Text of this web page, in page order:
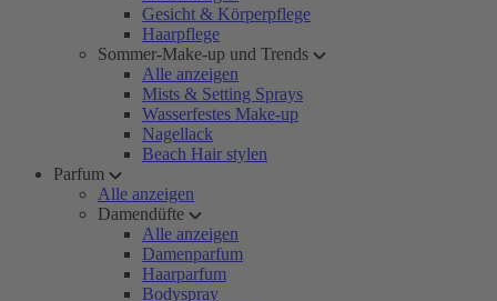
Gesicht & Körperpflege
Haarpflege
Sommer-Make-up und Trends
Alle anzeigen
Mists & Setting Sprays
Wasserfestes Make-up
Nagellack
Beach Hair stylen
Parfum
Alle anzeigen
Damendüfte
Alle anzeigen
Damenparfum
Haarparfum
Bodyspray